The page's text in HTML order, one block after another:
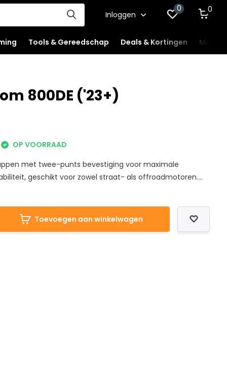
Inloggen
0 0
Tools & Gereedschap Deals & Kortingen
800DE ('23+)
OP VOORRAAD
met twee-punts bevestiging voor maximale
geschikt voor zowel straat- als offroadmotoren....
Toevoegen aan winkelwagen